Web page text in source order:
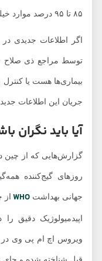
اگر اطلاعات جدیدی در
توسط مراجع ذی صلاح
جریان این اطلاعات جدیدتر
آیا باید نگران
جهانی بهداشتWHO از چین
اپیدمیولوژیک دقیق را در
ویروس اچ ام پی وی در